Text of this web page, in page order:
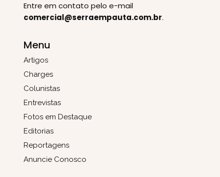
Entre em contato pelo e-mail
comercial@serraempauta.com.br.
Menu
Artigos
Charges
Colunistas
Entrevistas
Fotos em Destaque
Editorias
Reportagens
Anuncie Conosco